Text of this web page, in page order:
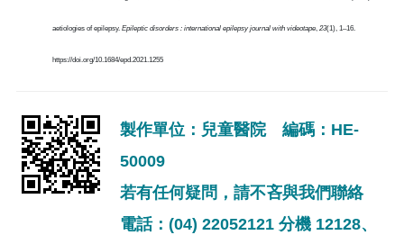
aetiologies of epilepsy. Epileptic disorders : international epilepsy journal with videotape, 23(1), 1–16.
https://doi.org/10.1684/epd.2021.1255
製作單位：兒童醫院 編碼：HE-
50009
若有任何疑問，請不吝與我們聯絡
電話：(04) 22052121 分機 12128、